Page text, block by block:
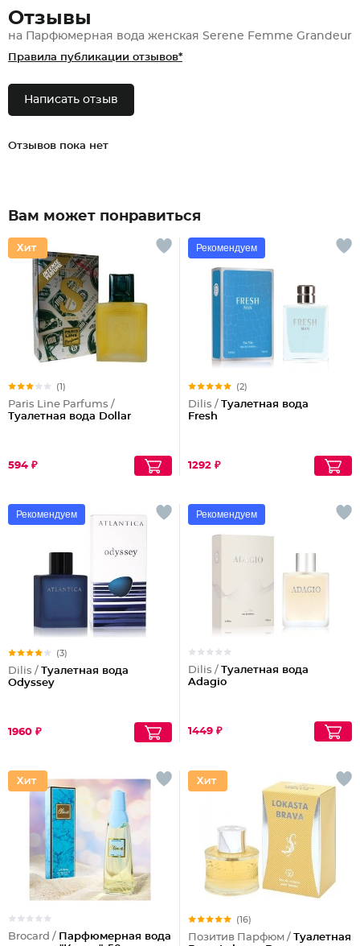
Отзывы
на Парфюмерная вода женская Serene Femme Grandeur
Правила публикации отзывов*
Написать отзыв
Отзывов пока нет
Вам может понравиться
(1)
Paris Line Parfums /
Туалетная вода Dollar
594 ₽
Рекомендуем
(2)
Dilis / Туалетная вода
Fresh
1292 ₽
Рекомендуем
(3)
Dilis / Туалетная вода
Odyssey
1960 ₽
Рекомендуем
Dilis / Туалетная вода
Adagio
1449 ₽
Brocard / Парфюмерная вода
(16)
Позитив Парфюм / Туалетная